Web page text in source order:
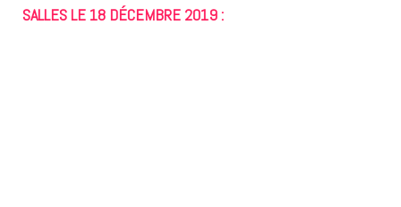
SALLES LE 18 DÉCEMBRE 2019 :